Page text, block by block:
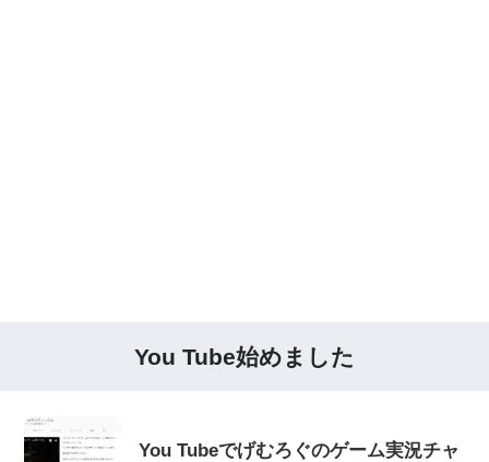
You Tube始めました
You Tubeでげむろぐのゲーム実況チャ